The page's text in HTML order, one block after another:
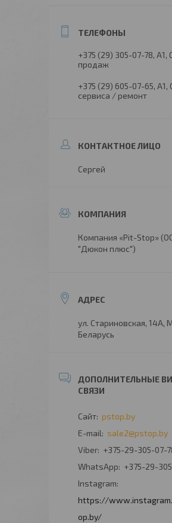
+375 (29) 305-07-78 А1,
продаж
+375 (29) 605-07-65 А1,
сервиса / ремонт
Сергей
Компания «Pit-Stop»
"Дюкон плюс")
ул. Стариновская, 14А,
Беларусь
pstop.by
sale2@pstop.by
+375-29-305-07-
+375-29-
Instagram
https://
op.by/